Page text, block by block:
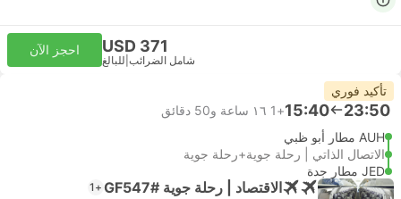
USD 371
شامل الضرائب للبالغ
احجز الآن
تأكيد فوري
23:50
15:40
+1
١٦ ساعة و‫50 دقائق
AUH مطار أبو ظبي
الاتصال الذاتي | رحلة جوية+رحلة جوية
JED مطار جدة
الاقتصاد | رحلة جوية #GF547 +1